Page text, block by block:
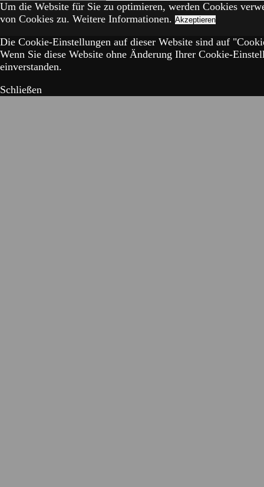
Um die Website für Sie zu optimieren, werden Cookies
von Cookies zu. Weitere Informationen. Akzeptieren
Die Cookie-Einstellungen auf dieser Website sind auf
Wenn Sie diese Website ohne Änderung Ihrer Cookie-
einverstanden.
Schließen